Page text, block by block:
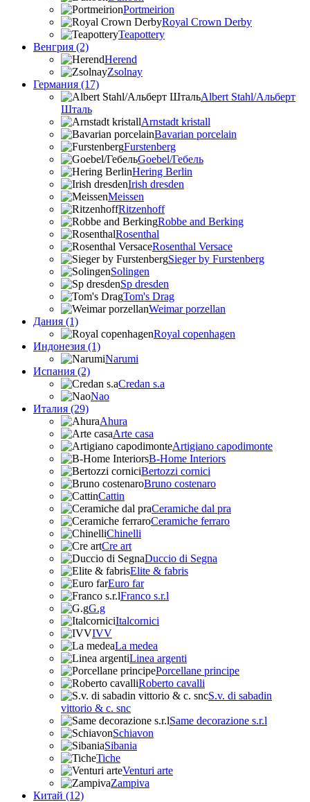
Portmeirion
Royal Crown Derby
Teapottery
Венгрия (2)
Herend
Zsolnay
Германия (17)
Albert Stahl/Альбеpт
Шталь
Arnstadt kristall
Bavarian porcelain
Furstenberg
Goebel/Гебель
Hering Berlin
Irish dresden
Meissen
Ritzenhoff
Robbe and Berking
Rosenthal
Rosenthal Versace
Sieger by Furstenberg
Solingen
Sp dresden
Tom's Drag
Weimar porzellan
Дания (1)
Royal copenhagen
Индонезия (1)
Narumi
Испания (2)
Credan s.a
Nao
Италия (29)
Ahura
Arte casa
Artigiano capodimonte
B-Home Interiors
Bertozzi cornici
Bruno costenaro
Cattin
Ceramiche dal pra
Ceramiche ferraro
Chinelli
Cre art
Duccio di Segna
Elite & fabris
Euro far
Franco s.r.l
G.g
Italcornici
IVV
La medea
Linea argenti
Porcellane principe
Roberto cavalli
S.v. di sabadin
vittorio & c. snc
Same decorazione s.r.l
Schiavon
Sibania
Tiche
Venturi arte
Zampiva
Китай (12)